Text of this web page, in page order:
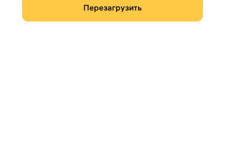
Перезагрузить